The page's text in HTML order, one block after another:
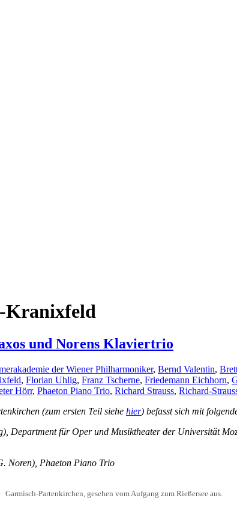
Kranixfeld
und Norens Klaviertrio
der Wiener Philharmoniker, Bernd Valentin,
, Florian Uhlig, Franz Tscherne, Friedemann Eichhorn,
Hörr, Phaeton Piano Trio, Richard Strauss, Richard-
(zum ersten Teil siehe hier) befasst sich mit
Department für Oper und Musiktheater der Universität
Noren), Phaeton Piano Trio
Garmisch-Partenkirchen, gesehen vom Aufgang zum Rießersee aus.